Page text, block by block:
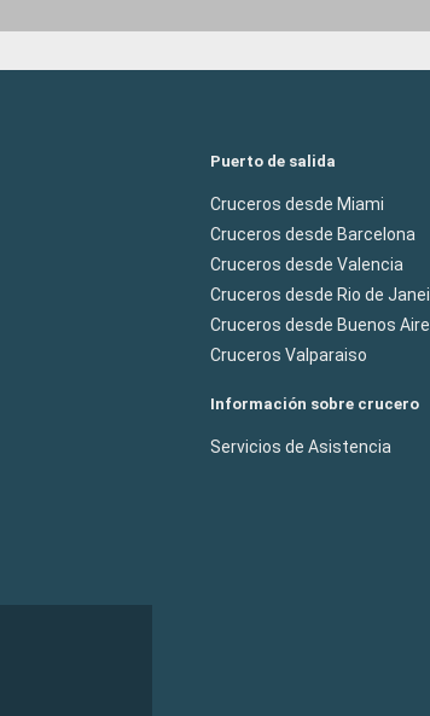
Puerto de salida
Cruceros desde Miami
Cruceros desde Barcelona
Cruceros desde Valencia
Cruceros desde Rio de
Cruceros desde Buenos
Cruceros Valparaiso
Información sobre crucero
Servicios de Asistencia